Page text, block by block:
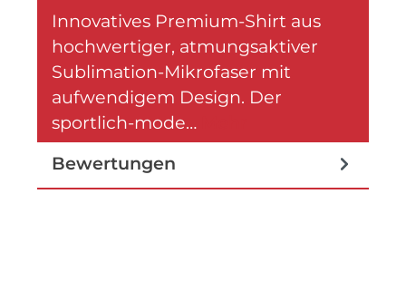
Innovatives Premium-Shirt aus
hochwertiger, atmungsaktiver
Sublimation-Mikrofaser mit
aufwendigem Design. Der
sportlich-mode…
Bewertungen